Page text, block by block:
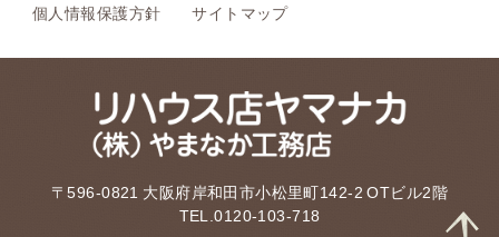
個人情報保護方針
サイトマップ
〒596-0821 大阪府岸和田市小松里町142-2 OTビル2階
TEL.0120-103-718